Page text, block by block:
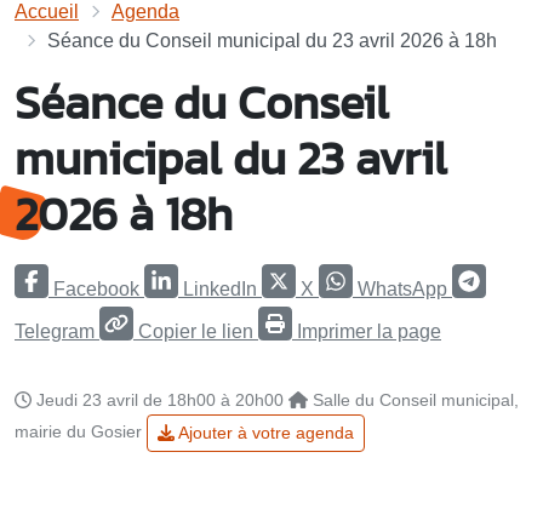
Accueil
Agenda
Séance du Conseil municipal du 23 avril 2026 à 18h
Séance du Conseil
municipal du 23 avril
2026 à 18h
Facebook LinkedIn X WhatsApp
Telegram Copier le lien Imprimer la page
Jeudi 23 avril de 18h00 à 20h00
Salle du Conseil municipal,
mairie du Gosier
Ajouter à votre agenda